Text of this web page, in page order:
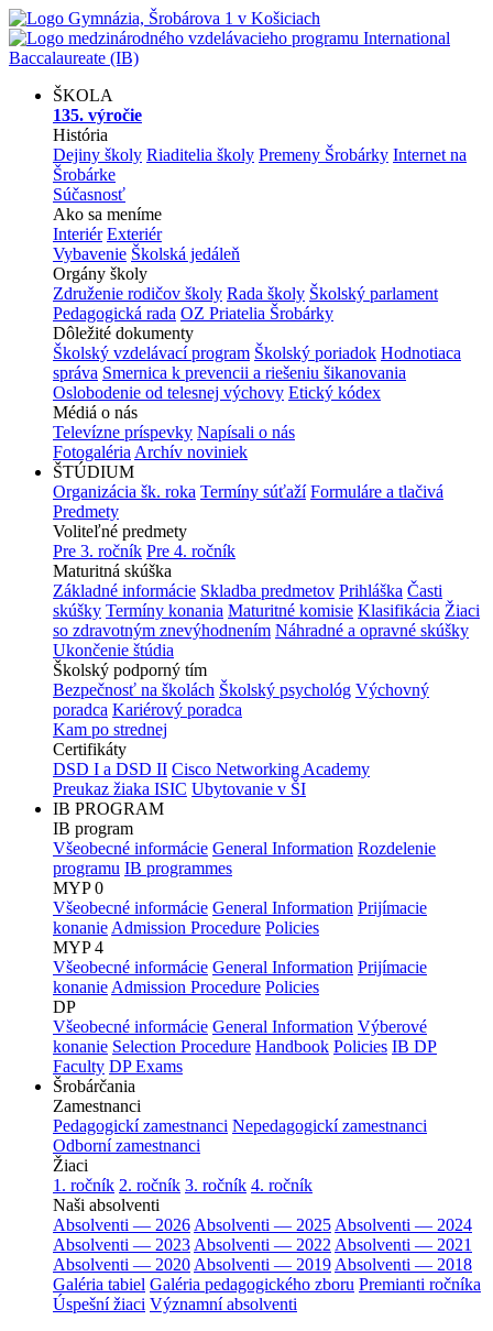
ŠKOLA
135. výročie
História
Dejiny školy Riaditelia školy Premeny Šrobárky Internet na
Šrobárke
Súčasnosť
Ako sa meníme
Interiér Exteriér
Vybavenie Školská jedáleň
Orgány školy
Združenie rodičov školy Rada školy Školský parlament
Pedagogická rada OZ Priatelia Šrobárky
Dôležité dokumenty
Školský vzdelávací program Školský poriadok Hodnotiaca
správa Smernica k prevencii a riešeniu šikanovania
Oslobodenie od telesnej výchovy Etický kódex
Médiá o nás
Televízne príspevky Napísali o nás
Fotogaléria Archív noviniek
ŠTÚDIUM
Organizácia šk. roka Termíny súťaží Formuláre a tlačivá
Predmety
Voliteľné predmety
Pre 3. ročník Pre 4. ročník
Maturitná skúška
Základné informácie Skladba predmetov Prihláška Časti
skúšky Termíny konania Maturitné komisie Klasifikácia Žiaci
so zdravotným znevýhodnením Náhradné a opravné skúšky
Ukončenie štúdia
Školský podporný tím
Bezpečnosť na školách Školský psychológ Výchovný
poradca Kariérový poradca
Kam po strednej
Certifikáty
DSD I a DSD II Cisco Networking Academy
Preukaz žiaka ISIC Ubytovanie v ŠI
IB PROGRAM
IB program
Všeobecné informácie General Information Rozdelenie
programu IB programmes
MYP 0
Všeobecné informácie General Information Prijímacie
konanie Admission Procedure Policies
MYP 4
Všeobecné informácie General Information Prijímacie
konanie Admission Procedure Policies
DP
Všeobecné informácie General Information Výberové
konanie Selection Procedure Handbook Policies IB DP
Faculty DP Exams
Šrobárčania
Zamestnanci
Pedagogickí zamestnanci Nepedagogickí zamestnanci
Odborní zamestnanci
Žiaci
1. ročník 2. ročník 3. ročník 4. ročník
Naši absolventi
Absolventi — 2026 Absolventi — 2025 Absolventi — 2024
Absolventi — 2023 Absolventi — 2022 Absolventi — 2021
Absolventi — 2020 Absolventi — 2019 Absolventi — 2018
Galéria tabiel Galéria pedagogického zboru Premianti ročníka
Úspešní žiaci Významní absolventi